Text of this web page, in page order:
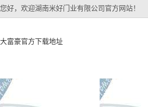
您好，欢迎湖南米好门业有限公司官方网站！
大富豪官方下载地址
关于大富